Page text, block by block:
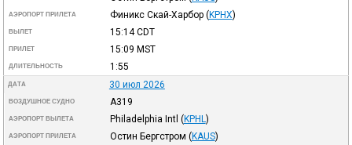
АЭРОПОРТ ПРИЛЕТА Финикс Скай-Харбор (KPHX)
ВЫЛЕТ 15:14CDT
ПРИЛЕТ 15:09 MST
ДЛИТЕЛЬНОСТЬ 1:55
ДАТА 30 июл 2026
ВОЗДУШНОЕ СУДНО A319
АЭРОПОРТ ВЫЛЕТА Philadelphia Intl (KPHL )
АЭРОПОРТ ПРИЛЕТА Остин Бергстром (KAUS)